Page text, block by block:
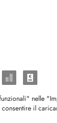
nelle
il